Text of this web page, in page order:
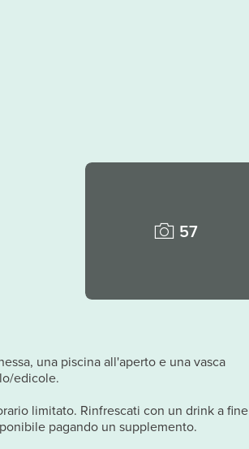
57
una piscina all'aperto e una vasca
edicole.
limitato. Rinfrescati con un drink a fine
pagando un supplemento.